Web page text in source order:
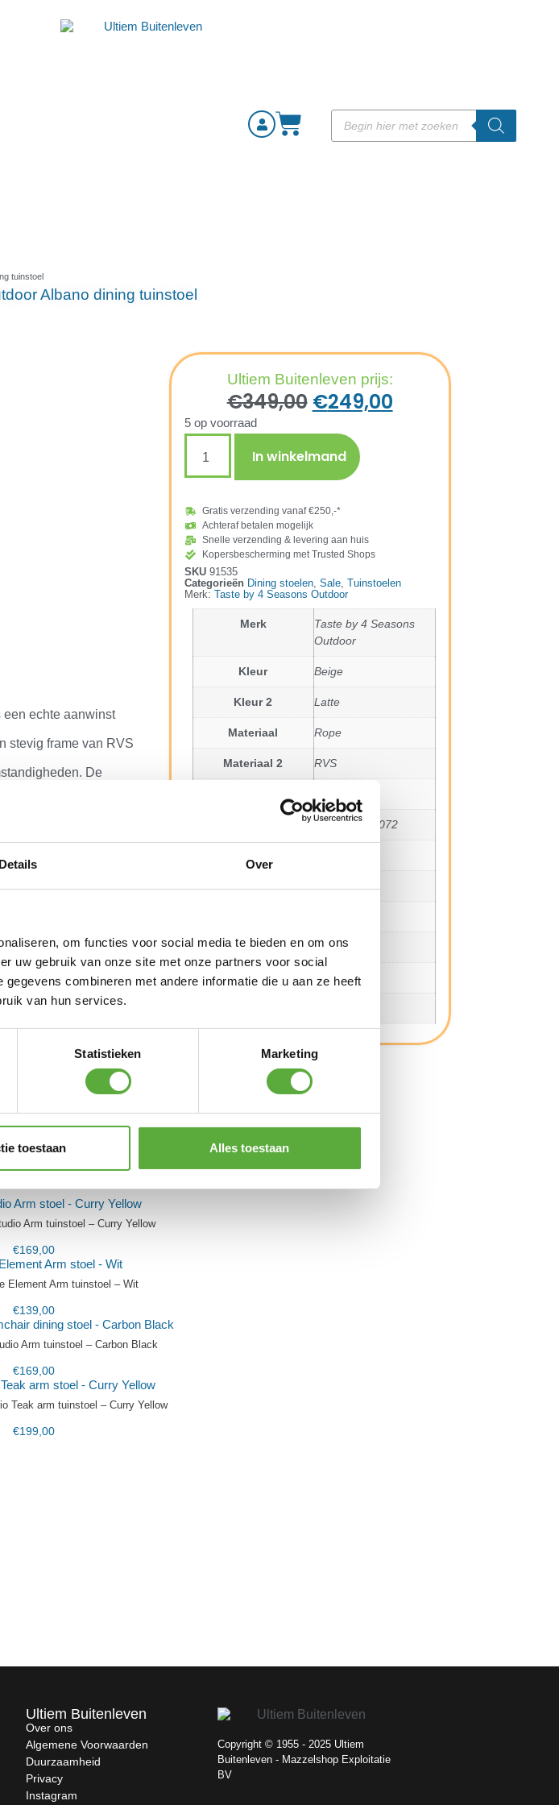
Details Over
om functies voor social media te bieden en om ons
uw gebruik van onze site met onze partners voor social
combineren met andere informatie die u aan ze heeft
van hun services.
Statistieken Marketing
toestaan Alles toestaan
tuinstoel
Albano dining tuinstoel
een echte aanwinst
stevig frame van RVS
De
zeker gaat lukken
Ultiem Buitenleven prijs:
€349,00 €249,00
5 op voorraad
In winkelmand
Gratis verzending vanaf €250,-*
Achteraf betalen mogelijk
Snelle verzending & levering aan huis
Kopersbescherming met Trusted Shops
SKU 91535
Categorieën Dining stoelen, Sale, Tuinstoelen
Merk: Taste by 4 Seasons Outdoor
Merk
Taste by 4 Seasons
Outdoor
Kleur Beige
Kleur 2 Latte
Materiaal Rope
Materiaal 2 RVS
8720087018072
Diepte 70 cm
Hoogte 86 cm
Arm tuinstoel – Curry Yellow
€169,00
Element Arm tuinstoel – Wit
€139,00
Arm tuinstoel – Carbon Black
€169,00
Teak arm tuinstoel – Curry Yellow
€199,00
Ultiem Buitenleven
Over ons
Algemene Voorwaarden
Duurzaamheid
Privacy
Instagram
Copyright © 1955 - 2025 Ultiem
Buitenleven - Mazzelshop Exploitatie
BV